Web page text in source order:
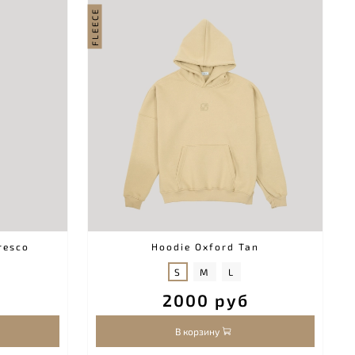
FLEECE
Hoodie Oxford Tan
S M L
2000 руб
В корзину